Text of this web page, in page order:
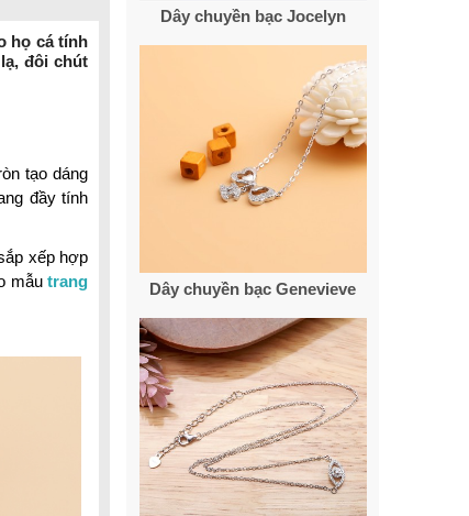
18k Empire
họ cá tính
đôi chút
tạo dáng
đầy tính
xếp hợp
mẫu trang
Dây chuyền bạc Jocelyn
Dây chuyền bạc Genevieve